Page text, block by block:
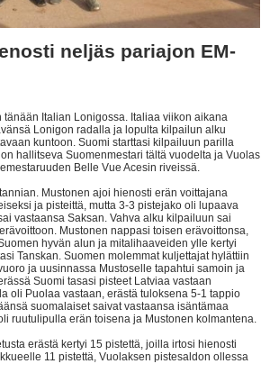
neljäs pariajon EM-
Italian Lonigossa. Italiaa viikon aikana
Lonigon radalla ja lopulta kilpailun alku
kuntoon. Suomi starttasi kilpailuun parilla
hallitseva Suomenmestari tältä vuodelta ja Vuolas
Belle Vue Acesin riveissä.
Mustonen ajoi hienosti erän voittajana
ja pisteittä, mutta 3-3 pistejako oli lupaava
vastaansa Saksan. Vahva alku kilpailuun sai
Mustonen nappasi toisen erävoittonsa,
hyvän alun ja mitalihaaveiden ylle kertyi
Tanskan. Suomen molemmat kuljettajat hylättiin
ja uusinnassa Mustoselle tapahtui samoin ja
Suomi tasasi pisteet Latviaa vastaan
oli Puolaa vastaan, erästä tuloksena 5-1 tappio
suomalaiset saivat vastaansa isäntämaa
ruutulipulla erän toisena ja Mustonen kolmantena.
erästä kertyi 15 pistettä, joilla irtosi hienosti
11 pistettä, Vuolaksen pistesaldon ollessa